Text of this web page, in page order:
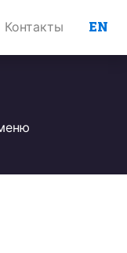
Контакты EN